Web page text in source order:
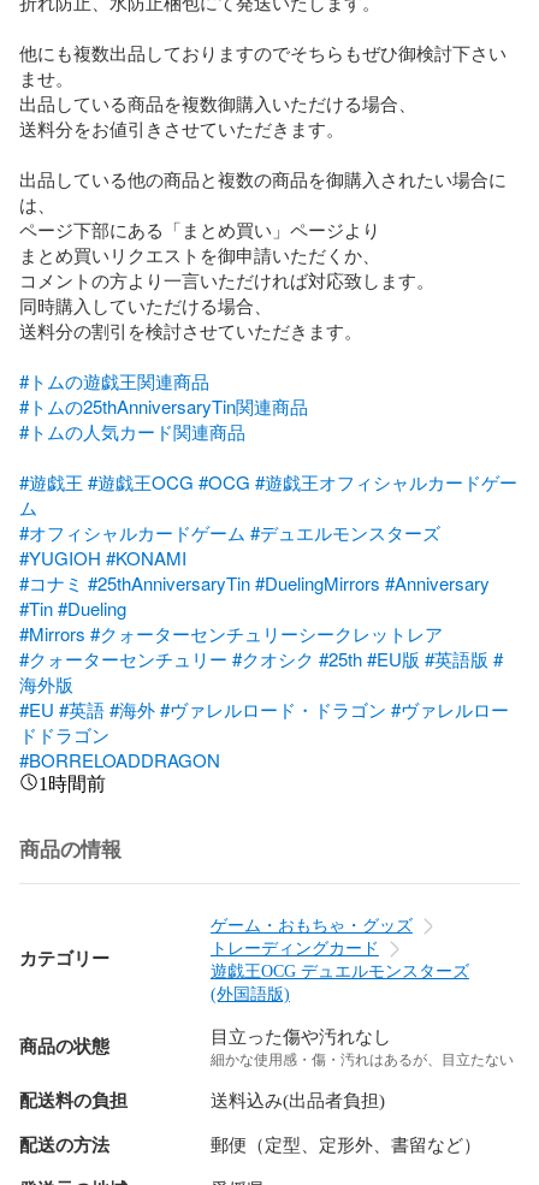
他にも複数出品しておりますのでそちらもぜひ御検討下さい
ませ。
出品している商品を複数御購入いただける場合、
送料分をお値引きさせていただきます。
出品している他の商品と複数の商品を御購入されたい場合に
は、
ページ下部にある「まとめ買い」ページより
まとめ買いリクエストを御申請いただくか、
コメントの方より一言いただければ対応致します。
同時購入していただける場合、
送料分の割引を検討させていただきます。
#トムの遊戯王関連商品
#トムの25thAnniversaryTin関連商品
#トムの人気カード関連商品
#遊戯王 #遊戯王OCG #OCG #遊戯王オフィシャルカードゲー
ム
#オフィシャルカードゲーム #デュエルモンスターズ
#YUGIOH #KONAMI
#コナミ #25thAnniversaryTin#DuelingMirrors #Anniversary
#Tin#Dueling
#Mirrors #クォーターセンチュリーシークレットレア
#クォーターセンチュリー #クオシク #25th#EU版 #英語版 #
海外版
#EU #英語#海外#ヴァレルロード・ドラゴン #ヴァレルロー
ドドラゴン
#BORRELOADDRAGON
1時間前
商品の情報
カテゴリー
ゲーム・おもちゃ・グッズ
トレーディングカード
遊戯王OCG デュエルモンスターズ
(外国語版)
商品の状態 目立った傷や汚れなし
細かな使用感・傷・汚れはあるが、目立たない
配送料の負担 送料込み(出品者負担)
配送の方法 郵便（定型、定形外、書留など）